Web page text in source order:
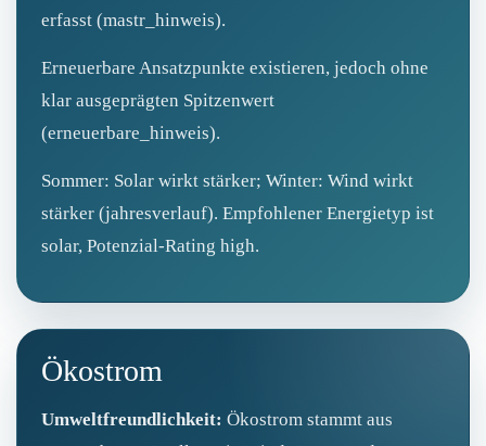
erfasst (mastr_hinweis).
Erneuerbare Ansatzpunkte existieren, jedoch ohne
klar ausgeprägten Spitzenwert
(erneuerbare_hinweis).
Sommer: Solar wirkt stärker; Winter: Wind wirkt
stärker (jahresverlauf). Empfohlener Energietyp ist
solar, Potenzial-Rating high.
Ökostrom
Umweltfreundlichkeit: Ökostrom stammt aus